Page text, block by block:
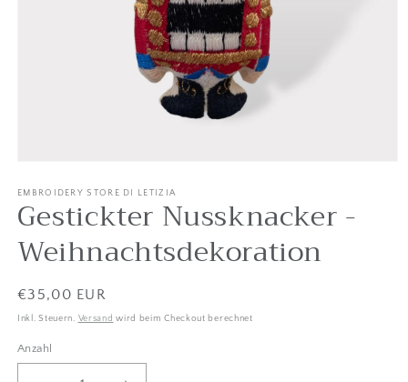
in
Modal
öffnen
EMBROIDERY STORE DI LETIZIA
Gestickter Nussknacker -
Weihnachtsdekoration
Listenpreis
€35,00 EUR
Inkl. Steuern. Versand wird beim Checkout berechnet
Anzahl
Anzahl